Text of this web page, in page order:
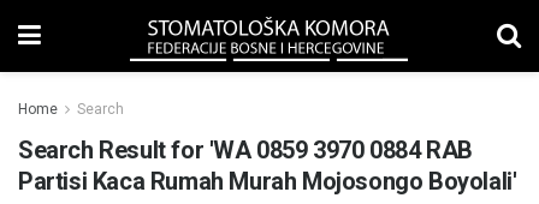
Home Search
Search Result for 'WA 0859 3970 0884 RAB
Partisi Kaca Rumah Murah Mojosongo Boyolali'